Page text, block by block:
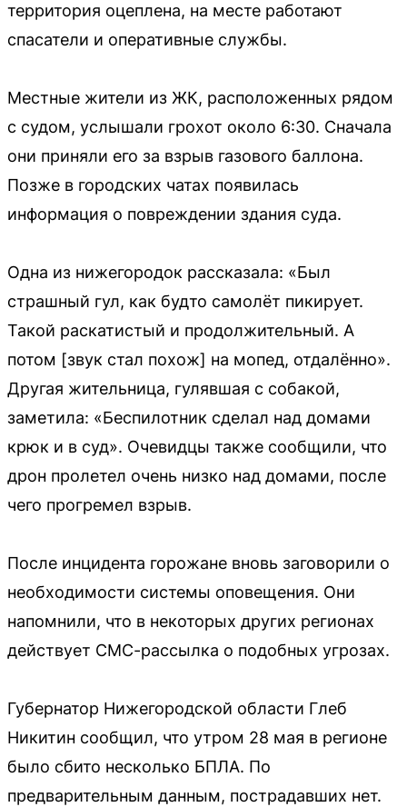
территория оцеплена, на месте работают
спасатели и оперативные службы.
Местные жители из ЖК, расположенных рядом
с судом, услышали грохот около 6:30. Сначала
они приняли его за взрыв газового баллона.
Позже в городских чатах появилась
информация о повреждении здания суда.
Одна из нижегородок рассказала: «Был
страшный гул, как будто самолёт пикирует.
Такой раскатистый и продолжительный. А
потом [звук стал похож] на мопед, отдалённо».
Другая жительница, гулявшая с собакой,
заметила: «Беспилотник сделал над домами
крюк и в суд». Очевидцы также сообщили, что
дрон пролетел очень низко над домами, после
чего прогремел взрыв.
После инцидента горожане вновь заговорили о
необходимости системы оповещения. Они
напомнили, что в некоторых других регионах
действует СМС-рассылка о подобных угрозах.
Губернатор Нижегородской области Глеб
Никитин сообщил, что утром 28 мая в регионе
было сбито несколько БПЛА. По
предварительным данным, пострадавших нет.